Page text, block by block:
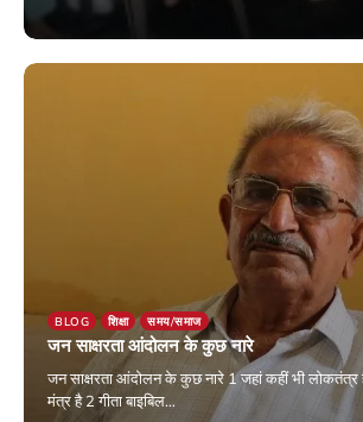
5 July 2026
BLOG शिक्षा समय/समाज
जन साक्षरता आंदोलन के कुछ नारे
जन साक्षरता आंदोलन के कुछ नारे 1 जहां कहीं भी लोकतंत्र
मंत्र है 2 गीता बाइबिल…